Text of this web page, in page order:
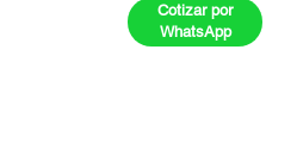
Cotizar por
WhatsApp